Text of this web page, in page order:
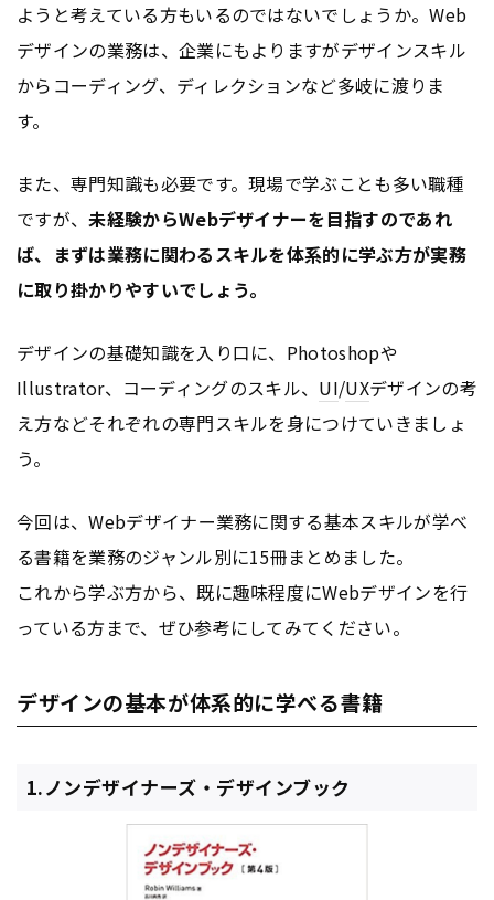
ようと考えている方もいるのではないでしょうか。Web
デザインの業務は、企業にもよりますがデザインスキル
からコーディング、ディレクションなど多岐に渡りま
す。
また、専門知識も必要です。現場で学ぶことも多い職種
ですが、未経験からWebデザイナーを目指すのであれ
ば、まずは業務に関わるスキルを体系的に学ぶ方が実務
に取り掛かりやすいでしょう。
デザインの基礎知識を入り口に、Photoshopや
Illustrator、コーディングのスキル、 UI/UXデザインの考
え方などそれぞれの専門スキルを身につけていきましょ
う。
今回は、Webデザイナー業務に関する基本スキルが学べ
る書籍を業務のジャンル別に15冊まとめました。
これから学ぶ方から、既に趣味程度にWebデザインを行
っている方まで、ぜひ参考にしてみてください。
デザインの基本が体系的に学べる書籍
1.ノンデザイナーズ・デザインブック